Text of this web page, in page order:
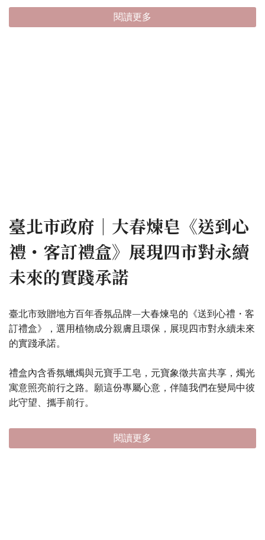
閱讀更多
臺北市政府｜大春煉皂《送到心
禮・客訂禮盒》展現四市對永續
未來的實踐承諾
臺北市致贈地方百年香氛品牌—大春煉皂的《送到心禮・客
訂禮盒》，選用植物成分親膚且環保，展現四市對永續未來
的實踐承諾。
禮盒內含香氛蠟燭與元寶手工皂，元寶象徵共富共享，燭光
寓意照亮前行之路。願這份專屬心意，伴隨我們在變局中彼
此守望、攜手前行。
閱讀更多